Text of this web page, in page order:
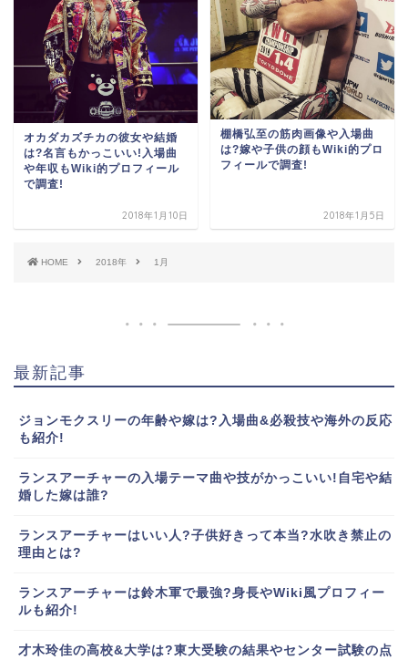
オカダカズチカの彼女や結婚
は?名言もかっこいい!入場曲
や年収もWiki的プロフィール
で調査!
2018年1月10日
棚橋弘至の筋肉画像や入場曲
は?嫁や子供の顔もWiki的プロ
フィールで調査!
2018年1月5日
HOME 2018年 1月
最新記事
ジョンモクスリーの年齢や嫁は?入場曲&必殺技や海外の反応
も紹介!
ランスアーチャーの入場テーマ曲や技がかっこいい!自宅や結
婚した嫁は誰?
ランスアーチャーはいい人?子供好きって本当?水吹き禁止の
理由とは?
ランスアーチャーは鈴木軍で最強?身長やWiki風プロフィー
ルも紹介!
才木玲佳の高校&大学は?東大受験の結果やセンター試験の点